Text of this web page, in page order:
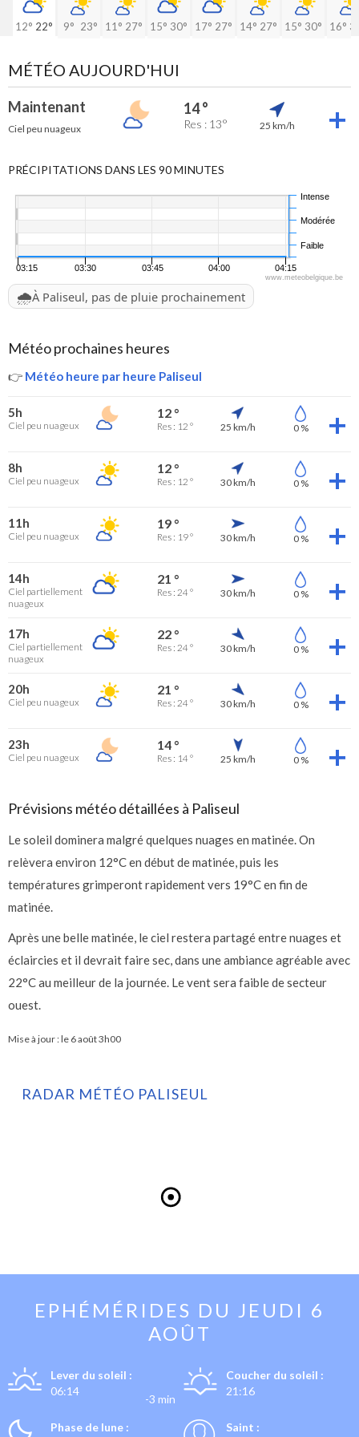
12° 22° 9° 23° 11° 27° 15° 30° 17° 27° 14° 27° 15° 30° 16°
MÉTÉO AUJOURD'HUI
Maintenant
Ciel peu nuageux
14 °
Res : 13° 25 km/h
PRÉCIPITATIONS DANS LES 90 MINUTES
03:15 03:30 03:45 04:00 04:15
Faible
Modérée
Intense
www.meteobelgique.be
🌧️À Paliseul, pas de pluie prochainement
Météo prochaines heures
👉 Météo heure par heure Paliseul
5h
Ciel peu nuageux
12 °
Res : 12 ° 25 km/h 0 %
8h
Ciel peu nuageux
12 °
Res : 12 ° 30 km/h 0 %
11h
Ciel peu nuageux
19 °
Res : 19 ° 30 km/h 0 %
14h
Ciel partiellement
nuageux
21 °
Res : 24 ° 30 km/h 0 %
17h
Ciel partiellement
nuageux
22 °
Res : 24 ° 30 km/h 0 %
20h
Ciel peu nuageux
21 °
Res : 24 ° 30 km/h 0 %
23h
Ciel peu nuageux
14 °
Res : 14 ° 25 km/h 0 %
Prévisions météo détaillées à Paliseul
Le soleil dominera malgré quelques nuages en matinée. On
relèvera environ 12°C en début de matinée, puis les
températures grimperont rapidement vers 19°C en fin de
matinée.
Après une belle matinée, le ciel restera partagé entre nuages et
éclaircies et il devrait faire sec, dans une ambiance agréable avec
22°C au meilleur de la journée. Le vent sera faible de secteur
ouest.
Mise à jour : le 6 août 3h00
RADAR MÉTÉO PALISEUL
EPHÉMÉRIDES DU JEUDI 6
AOÛT
Lever du soleil :
06:14
-3 min
Coucher du soleil :
21:16
Phase de lune :
Saint :